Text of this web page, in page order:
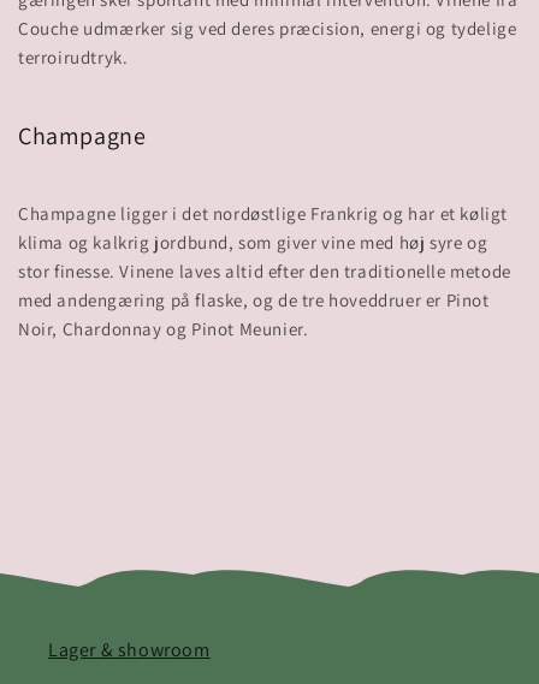
Couche udmærker sig ved deres præcision, energi og tydelige
Champagne
Champagne ligger i det nordøstlige Frankrig og har et køligt
klima og kalkrig jordbund, som giver vine med høj syre og
stor finesse. Vinene laves altid efter den traditionelle metode
med andengæring på flaske, og de tre hoveddruer er Pinot
Lager & showroom